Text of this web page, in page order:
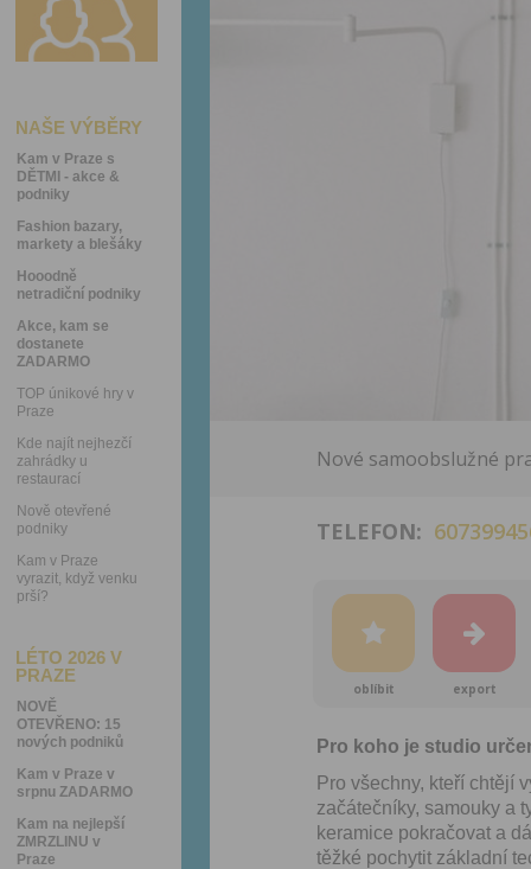
NAŠE VÝBĚRY
Kam v Praze s
DĚTMI - akce &
podniky
Fashion bazary,
markety a blešáky
Hooodně
netradiční podniky
Akce, kam se
dostanete
ZADARMO
TOP únikové hry v
Praze
Kde najít nejhezčí
zahrádky u
restaurací
Nově otevřené
podniky
Kam v Praze
vyrazit, když venku
prší?
LÉTO 2026 V
PRAZE
NOVĚ
OTEVŘENO: 15
nových podniků
Kam v Praze v
srpnu ZADARMO
Kam na nejlepší
ZMRZLINU v
Praze
Nové samoobslužné
TELEFON:
oblíbit export
Pro koho je studio
Pro všechny, kteří chtějí
začátečníky, samouky a
keramice pokračovat a
těžké pochytit základní